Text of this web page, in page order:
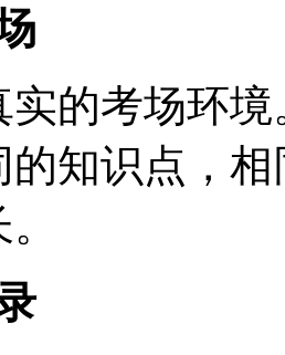
实的考场环
的知识点，